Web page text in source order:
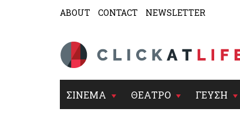
ABOUT CONTACT NEWSLETTER
ΣΙΝΕΜΑ ΘΕΑΤΡΟ ΓΕΥΣΗ